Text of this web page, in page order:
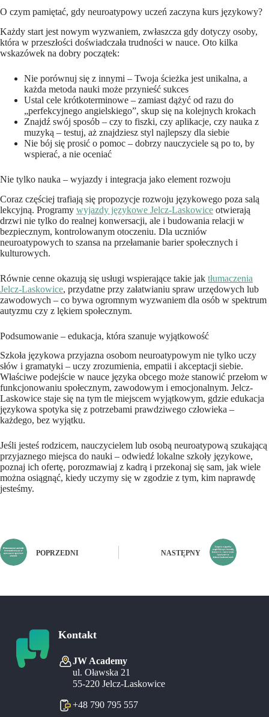
O czym pamiętać, gdy neuroatypowy uczeń zaczyna kurs językowy?
Każdy start jest nowym wyzwaniem, zwłaszcza gdy dotyczy osoby,
która w przeszłości doświadczała trudności w nauce. Oto kilka
wskazówek na dobry początek:
Nie porównuj się z innymi – Twoja ścieżka jest unikalna, a
każda metoda nauki może przynieść sukces
Ustal cele krótkoterminowe – zamiast dążyć od razu do
„perfekcyjnego angielskiego”, skup się na kolejnych krokach
Znajdź swój sposób – czy to fiszki, czy aplikacje, czy nauka z
muzyką – testuj, aż znajdziesz styl najlepszy dla siebie
Nie bój się prosić o pomoc – dobrzy nauczyciele są po to, by
wspierać, a nie oceniać
Nie tylko nauka – wyjazdy i integracja jako element rozwoju
Coraz częściej trafiają się propozycje rozwoju językowego poza salą
lekcyjną. Programy wyjazdy językowe Jelcz-Laskowice otwierają
drzwi nie tylko do realnej konwersacji, ale i budowania relacji w
bezpiecznym, kontrolowanym otoczeniu. Dla uczniów
neuroatypowych to szansa na przełamanie barier społecznych i
kulturowych.
Równie cenne okazują się usługi wspierające takie jak tłumaczenia
Jelcz-Laskowice, przydatne przy załatwianiu spraw urzędowych lub
zawodowych – co bywa ogromnym wyzwaniem dla osób w spektrum
autyzmu czy z lękiem społecznym.
Podsumowanie – edukacja, która szanuje wyjątkowość
Szkoła językowa przyjazna osobom neuroatypowym nie tylko uczy
słów i gramatyki – uczy zrozumienia, empatii i akceptacji siebie.
Właściwe podejście w nauce języka obcego może stanowić przełom w
funkcjonowaniu społecznym, zawodowym i emocjonalnym. Jelcz-
Laskowice staje się na tym tle miejscem wyjątkowym, gdzie edukacja
językowa spotyka się z potrzebami prawdziwego człowieka –
każdego, bez wyjątku.
Jeśli jesteś rodzicem, nauczycielem lub osobą neuroatypową szukającą
przyjaznego miejsca do nauki – odwiedź lokalne szkoły językowe,
poznaj ich ofertę, porozmawiaj z kadrą i przekonaj się sam, jak wiele
można osiągnąć, kiedy uczymy się w zgodzie z tym, kim naprawdę
jesteśmy.
POPRZEDNI NASTĘPNY
Kontakt
JW Academy
ul. Oławska 21
55-220 Jelcz-Laskowice
+48 790 795 557